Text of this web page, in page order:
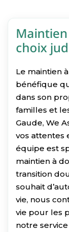
choix
Le maintien
bénéfique
dans son
familles et
Gaude, We
vos attentes
équipe est
maintien à
transition
souhait
vie, nous
vie pour les
notre